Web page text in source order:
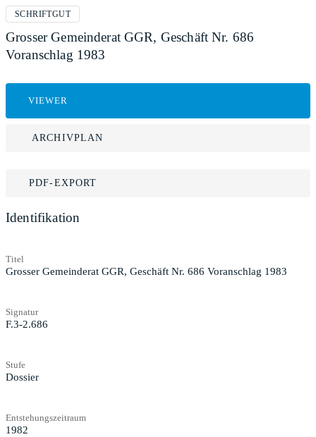
SCHRIFTGUT
Grosser Gemeinderat GGR, Geschäft Nr. 686
Voranschlag 1983
VIEWER
ARCHIVPLAN
PDF-EXPORT
Identifikation
Titel
Grosser Gemeinderat GGR, Geschäft Nr. 686 Voranschlag 1983
Signatur
F.3-2.686
Stufe
Dossier
Entstehungszeitraum
1982